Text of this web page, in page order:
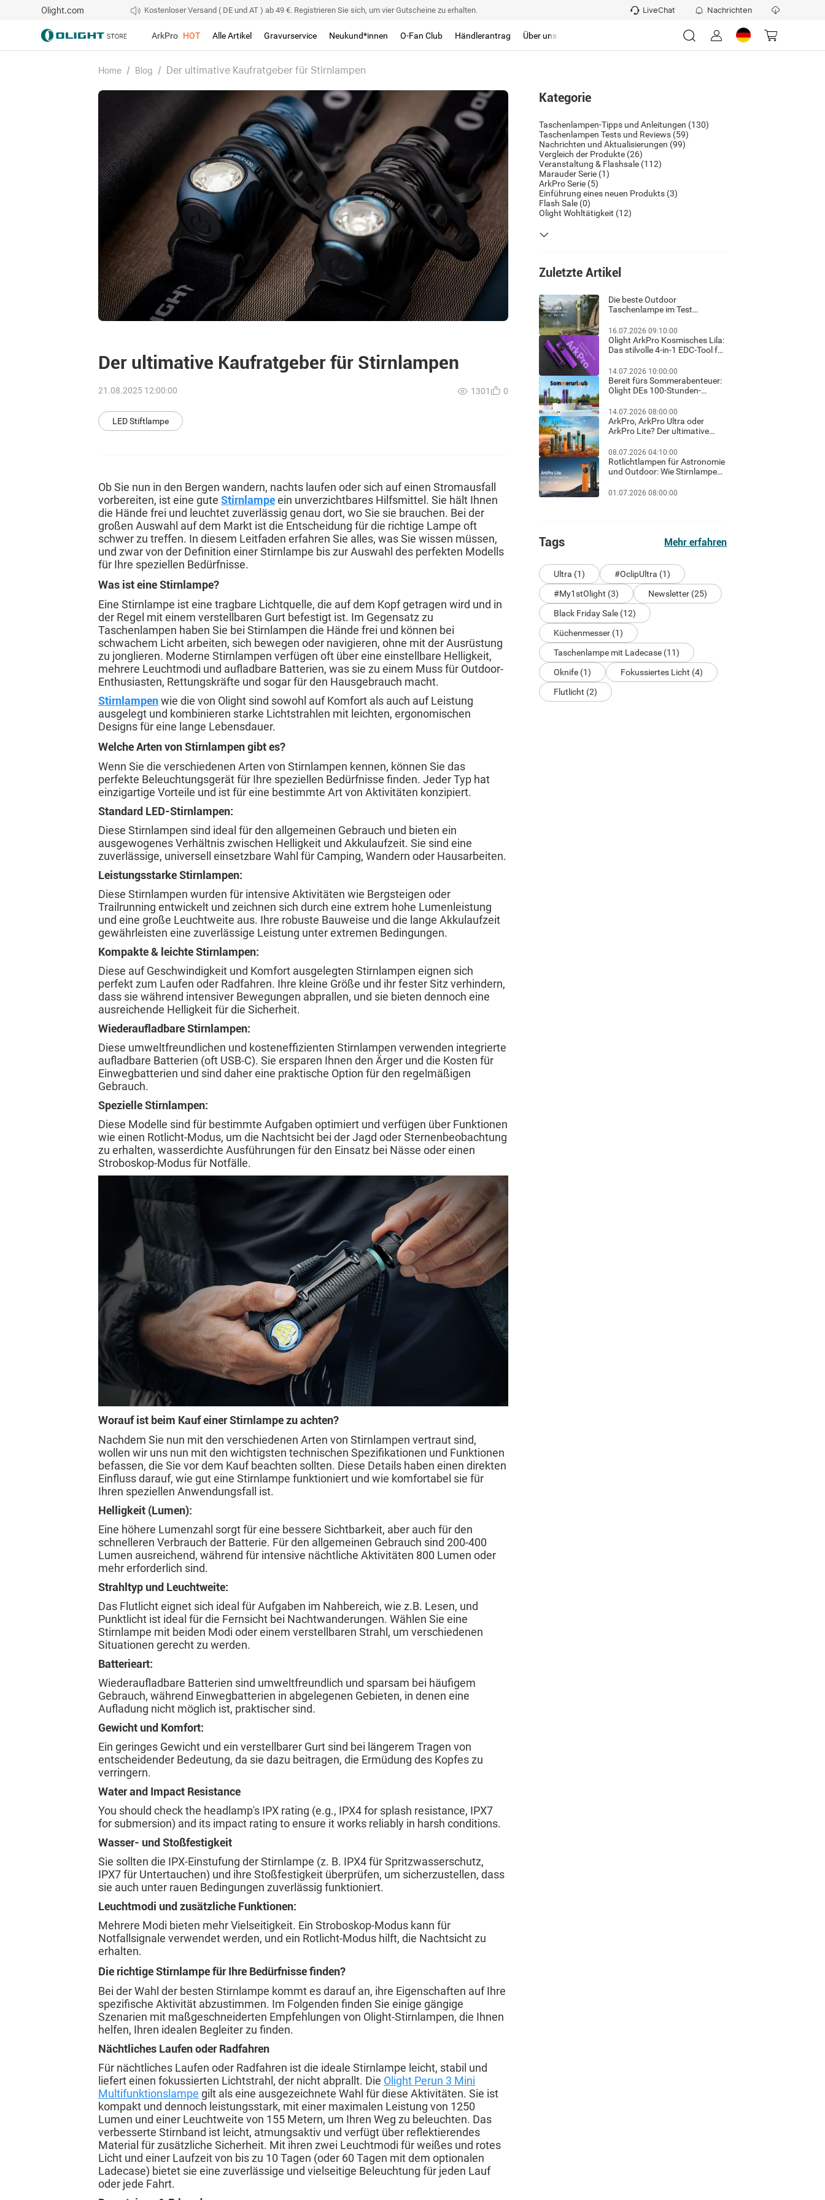
Olight.com Kostenloser Versand ( DE und AT ) ab 49 €. Registrieren Sie sich, um vier Gutscheine zu erhalten. LiveChat Nachrichten
ArkPro HOT Alle Artikel Gravurservice Neukund*innen O-Fan Club Händlerantrag Über uns
Home / Blog / Der ultimative Kaufratgeber für Stirnlampen
Der ultimative Kaufratgeber für Stirnlampen
21.08.2025 12:00:00
LED Stiftlampe
1301 0
Ob Sie nun in den Bergen wandern, nachts laufen oder sich auf einen Stromausfall
vorbereiten, ist eine guteStirnlampeein unverzichtbares Hilfsmittel. Sie hält Ihnen
die Hände frei und leuchtet zuverlässig genau dort, wo Sie sie brauchen. Bei der
großen Auswahl auf dem Markt ist die Entscheidung für die richtige Lampe oft
schwer zu treffen. In diesem Leitfaden erfahren Sie alles, was Sie wissen müssen,
und zwar von der Definition einer Stirnlampe bis zur Auswahl des perfekten Modells
für Ihre speziellen Bedürfnisse.
Was ist eine Stirnlampe?
Eine Stirnlampe ist eine tragbare Lichtquelle, die auf dem Kopf getragen wird und in
der Regel mit einem verstellbaren Gurt befestigt ist. Im Gegensatz zu
Taschenlampen haben Sie bei Stirnlampen die Hände frei und können bei
schwachem Licht arbeiten, sich bewegen oder navigieren, ohne mit der Ausrüstung
zu jonglieren. Moderne Stirnlampen verfügen oft über eine einstellbare Helligkeit,
mehrere Leuchtmodi und aufladbare Batterien, was sie zu einem Muss für Outdoor-
Enthusiasten, Rettungskräfte und sogar für den Hausgebrauch macht.
Stirnlampenwie die von Olight sind sowohl auf Komfort als auch auf Leistung
ausgelegt und kombinieren starke Lichtstrahlen mit leichten, ergonomischen
Designs für eine lange Lebensdauer.
Welche Arten von Stirnlampen gibt es?
Wenn Sie die verschiedenen Arten von Stirnlampen kennen, können Sie das
perfekte Beleuchtungsgerät für Ihre speziellen Bedürfnisse finden. Jeder Typ hat
einzigartige Vorteile und ist für eine bestimmte Art von Aktivitäten konzipiert.
Standard LED-Stirnlampen:
Diese Stirnlampen sind ideal für den allgemeinen Gebrauch und bieten ein
ausgewogenes Verhältnis zwischen Helligkeit und Akkulaufzeit. Sie sind eine
zuverlässige, universell einsetzbare Wahl für Camping, Wandern oder Hausarbeiten.
Leistungsstarke Stirnlampen:
Diese Stirnlampen wurden für intensive Aktivitäten wie Bergsteigen oder
Trailrunning entwickelt und zeichnen sich durch eine extrem hohe Lumenleistung
und eine große Leuchtweite aus. Ihre robuste Bauweise und die lange Akkulaufzeit
gewährleisten eine zuverlässige Leistung unter extremen Bedingungen.
Kompakte & leichte Stirnlampen:
Diese auf Geschwindigkeit und Komfort ausgelegten Stirnlampen eignen sich
perfekt zum Laufen oder Radfahren. Ihre kleine Größe und ihr fester Sitz verhindern,
dass sie während intensiver Bewegungen abprallen, und sie bieten dennoch eine
ausreichende Helligkeit für die Sicherheit.
Wiederaufladbare Stirnlampen:
Diese umweltfreundlichen und kosteneffizienten Stirnlampen verwenden integrierte
aufladbare Batterien (oft USB-C). Sie ersparen Ihnen den Ärger und die Kosten für
Einwegbatterien und sind daher eine praktische Option für den regelmäßigen
Gebrauch.
Spezielle Stirnlampen:
Diese Modelle sind für bestimmte Aufgaben optimiert und verfügen über Funktionen
wie einen Rotlicht-Modus, um die Nachtsicht bei der Jagd oder Sternenbeobachtung
zu erhalten, wasserdichte Ausführungen für den Einsatz bei Nässe oder einen
Stroboskop-Modus für Notfälle.
Worauf ist beim Kauf einer Stirnlampe zu achten?
Nachdem Sie nun mit den verschiedenen Arten von Stirnlampen vertraut sind,
wollen wir uns nun mit den wichtigsten technischen Spezifikationen und Funktionen
befassen, die Sie vor dem Kauf beachten sollten. Diese Details haben einen direkten
Einfluss darauf, wie gut eine Stirnlampe funktioniert und wie komfortabel sie für
Ihren speziellen Anwendungsfall ist.
Helligkeit (Lumen):
Eine höhere Lumenzahl sorgt für eine bessere Sichtbarkeit, aber auch für den
schnelleren Verbrauch der Batterie. Für den allgemeinen Gebrauch sind 200-400
Lumen ausreichend, während für intensive nächtliche Aktivitäten 800 Lumen oder
mehr erforderlich sind.
Strahltyp und Leuchtweite:
Das Flutlicht eignet sich ideal für Aufgaben im Nahbereich, wie z.B. Lesen, und
Punktlicht ist ideal für die Fernsicht bei Nachtwanderungen. Wählen Sie eine
Stirnlampe mit beiden Modi oder einem verstellbaren Strahl, um verschiedenen
Situationen gerecht zu werden.
Batterieart:
Wiederaufladbare Batterien sind umweltfreundlich und sparsam bei häufigem
Gebrauch, während Einwegbatterien in abgelegenen Gebieten, in denen eine
Aufladung nicht möglich ist, praktischer sind.
Gewicht und Komfort:
Ein geringes Gewicht und ein verstellbarer Gurt sind bei längerem Tragen von
entscheidender Bedeutung, da sie dazu beitragen, die Ermüdung des Kopfes zu
verringern.
Water and Impact Resistance
You should check the headlamp's IPX rating (e.g., IPX4 for splash resistance, IPX7
for submersion) and its impact rating to ensure it works reliably in harsh conditions.
Wasser- und Stoßfestigkeit
Sie sollten die IPX-Einstufung der Stirnlampe (z. B. IPX4 für Spritzwasserschutz,
IPX7 für Untertauchen) und ihre Stoßfestigkeit überprüfen, um sicherzustellen, dass
sie auch unter rauen Bedingungen zuverlässig funktioniert.
Leuchtmodi und zusätzliche Funktionen:
Mehrere Modi bieten mehr Vielseitigkeit. Ein Stroboskop-Modus kann für
Notfallsignale verwendet werden, und ein Rotlicht-Modus hilft, die Nachtsicht zu
erhalten.
Die richtige Stirnlampe für Ihre Bedürfnisse finden?
Bei der Wahl der besten Stirnlampe kommt es darauf an, ihre Eigenschaften auf Ihre
spezifische Aktivität abzustimmen. Im Folgenden finden Sie einige gängige
Szenarien mit maßgeschneiderten Empfehlungen von Olight-Stirnlampen, die Ihnen
helfen, Ihren idealen Begleiter zu finden.
Nächtliches Laufen oder Radfahren
Für nächtliches Laufen oder Radfahren ist die ideale Stirnlampe leicht, stabil und
liefert einen fokussierten Lichtstrahl, der nicht abprallt. Die Olight Perun 3 Mini
Multifunktionslampe gilt als eine ausgezeichnete Wahl für diese Aktivitäten. Sie ist
kompakt und dennoch leistungsstark, mit einer maximalen Leistung von 1250
Lumen und einer Leuchtweite von 155 Metern, um Ihren Weg zu beleuchten. Das
verbesserte Stirnband ist leicht, atmungsaktiv und verfügt über reflektierendes
Material für zusätzliche Sicherheit. Mit ihren zwei Leuchtmodi für weißes und rotes
Licht und einer Laufzeit von bis zu 10 Tagen (oder 60 Tagen mit dem optionalen
Ladecase) bietet sie eine zuverlässige und vielseitige Beleuchtung für jeden Lauf
oder jede Fahrt.
Kategorie
Taschenlampen-Tipps und Anleitungen (130)
Taschenlampen Tests und Reviews (59)
Nachrichten und Aktualisierungen (99)
Vergleich der Produkte (26)
Veranstaltung & Flashsale (112)
Marauder Serie (1)
ArkPro Serie (5)
Einführung eines neuen Produkts (3)
Flash Sale (0)
Olight Wohltätigkeit (12)
Zuletzte Artikel
Die beste Outdoor
Taschenlampe im Test
sicheres Wandern im Dunkeln
16.07.2026 09:10:00
Olight ArkPro Kosmisches Lila:
Das stilvolle 4-in-1 EDC-Tool für
14.07.2026 10:00:00
Bereit fürs Sommerabenteuer:
Olight DEs 100-Stunden-
exklusiver Gratis-Geschenk-
Guide!
14.07.2026 08:00:00
ArkPro, ArkPro Ultra oder
ArkPro Lite? Der ultimative
& Heimwerker
08.07.2026 04:10:00
Rotlichtlampen für Astronomie
und Outdoor: Wie Stirnlampen
Rotlicht die Dunkeladaptation
01.07.2026 08:00:00
Tags Mehr erfahren
Ultra (1)
#OclipUltra (1)
#My1stOlight (3)
Newsletter (25)
Black Friday Sale (12)
Küchenmesser (1)
Taschenlampe mit Ladecase (11)
Oknife (1)
Fokussiertes Licht (4)
Flutlicht (2)